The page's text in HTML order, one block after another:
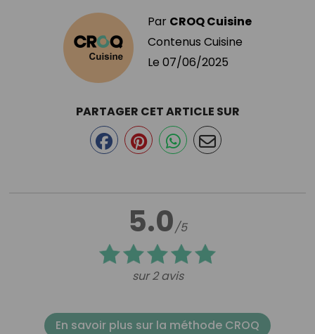
Par CROQ Cuisine
Contenus Cuisine
Le 07/06/2025
5.0/5
sur 2 avis
PARTAGER CET ARTICLE SUR
En savoir plus sur la méthode CROQ